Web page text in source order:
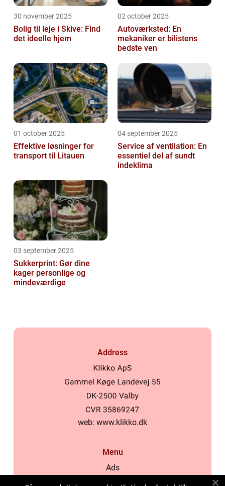
30 november 2025
Bolig til leje i Skive: Find
det ideelle hjem
02 october 2025
Autoværksted: En
mekaniker er bilistens
bedste ven
01 october 2025
Effektive løsninger for
transport til Litauen
04 september 2025
Service af ventilation: En
essentiel del af sundt
indeklima
03 september 2025
Sukkerprint: Gør dine
kager personlige og
mindeværdige
Address
web: www.klikko.dk
Menu
Ads